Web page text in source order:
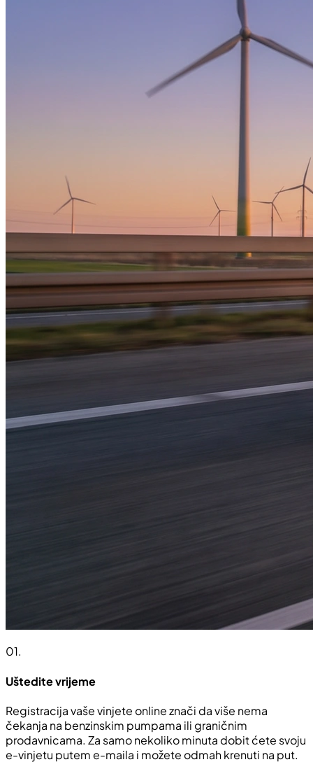
01.
Uštedite vrijeme
Registracija vaše vinjete online znači da više nema
čekanja na benzinskim pumpama ili graničnim
prodavnicama. Za samo nekoliko minuta dobit ćete svoju
e-vinjetu putem e-maila i možete odmah krenuti na put.